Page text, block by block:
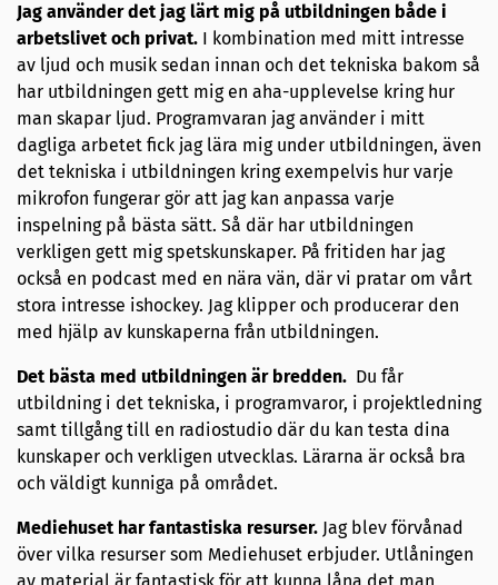
Jag använder det jag lärt mig på utbildningen både i
arbetslivet och privat. I kombination med mitt intresse
av ljud och musik sedan innan och det tekniska bakom så
har utbildningen gett mig en aha-upplevelse kring hur
man skapar ljud. Programvaran jag använder i mitt
dagliga arbetet fick jag lära mig under utbildningen, även
det tekniska i utbildningen kring exempelvis hur varje
mikrofon fungerar gör att jag kan anpassa varje
inspelning på bästa sätt. Så där har utbildningen
verkligen gett mig spetskunskaper. På fritiden har jag
också en podcast med en nära vän, där vi pratar om vårt
stora intresse ishockey. Jag klipper och producerar den
med hjälp av kunskaperna från utbildningen.
Det bästa med utbildningen är bredden. Du får
utbildning i det tekniska, i programvaror, i projektledning
samt tillgång till en radiostudio där du kan testa dina
kunskaper och verkligen utvecklas. Lärarna är också bra
och väldigt kunniga på området.
Mediehuset har fantastiska resurser. Jag blev förvånad
över vilka resurser som Mediehuset erbjuder. Utlåningen